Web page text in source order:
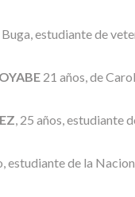
estudiante de
21 años, de
, 25 años, estudiante
estudiante de la